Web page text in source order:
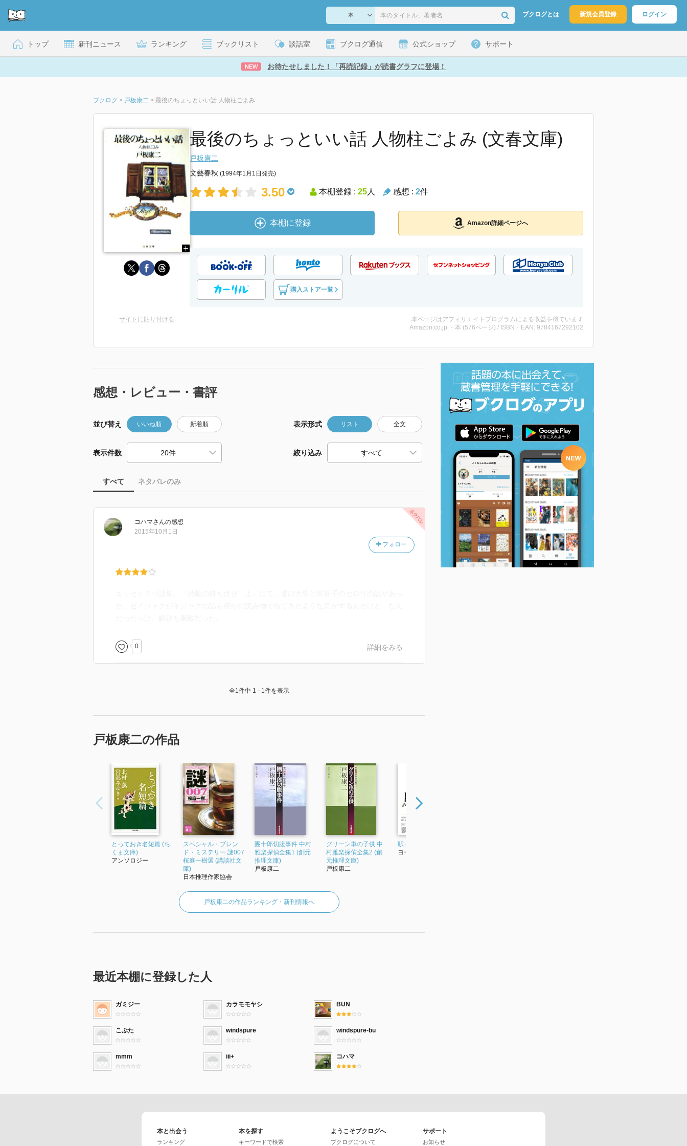
ブクログとは 新規会員登録 ログイン
トップ 新刊ニュース ランキング ブックリスト 談話室 ブクログ通信 公式ショップ サポート
NEW お待たせしました！「再読記録」が読書グラフに登場！
ブクログ > 戸板康二 > 最後のちょっといい話 人物柱ごよみ
最後のちょっといい話 人物柱ごよみ (文春文庫)
戸板康二
文藝春秋 (1994年1月1日発売)
3.50 本棚登録 : 25人 感想 : 2件
本棚に登録 Amazon詳細ページへ
購入ストア一覧
サイトに貼り付ける
本ページはアフィリエイトプログラムによる収益を得ています
Amazon.co.jp ・本 (576ページ) / ISBN・EAN: 9784167292102
感想・レビュー・書評
並び替え いいね順 新着順 表示形式 リスト 全文
表示件数 絞り込み
すべて ネタバレのみ
コハマさんの感想
フォロー
2015年10月1日
0 詳細をみる
全1件中 1 - 1件を表示
戸板康二の作品
とっておき名短篇 (ち
くま文庫)
アンソロジー
スペシャル・ブレン
ド・ミステリー 謎007
桜庭一樹選 (講談社文
庫)
日本推理作家協会
團十郎切腹事件 中村
雅楽探偵全集1 (創元
推理文庫)
戸板康二
グリーン車の子供 中
村雅楽探偵全集2 (創
元推理文庫)
戸板康二
駅 (百年文庫 37)
ヨーゼフ・ロート
戸板康二の作品ランキング・新刊情報へ
最近本棚に登録した人
ガミジー カラモモヤシ BUN
こぶた windspure windspure-bu
mmm iii+ コハマ
本と出会う
ランキング
本を探す
キーワードで検索
ようこそブクログへ
ブクログについて
サポート
お知らせ